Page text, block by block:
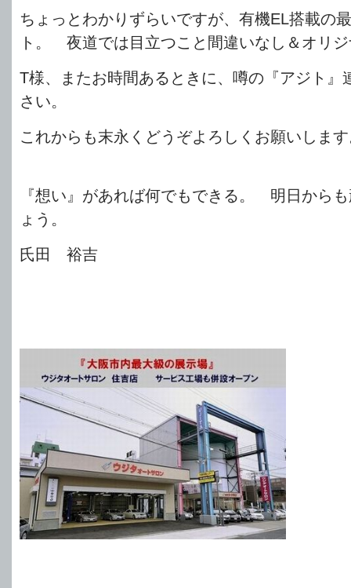
ちょっとわかりずらいですが、有機EL搭載の
ト。 夜道では目立つこと間違いなし＆オリ
T様、またお時間あるときに、噂の『アジト』
さい。
これからも末永くどうぞよろしくお願いしま
『想い』があれば何でもできる。 明日から
ょう。
氏田 裕吉